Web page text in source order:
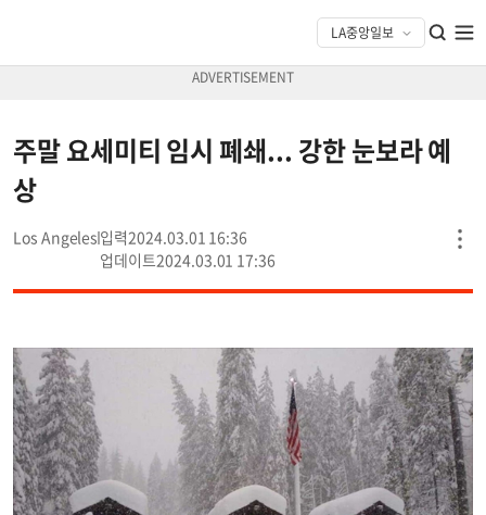
주말 요세미티 임시 폐쇄... 강한 눈보라 예
상
Los Angeles
2024.03.01 16:36
2024.03.01 17:36